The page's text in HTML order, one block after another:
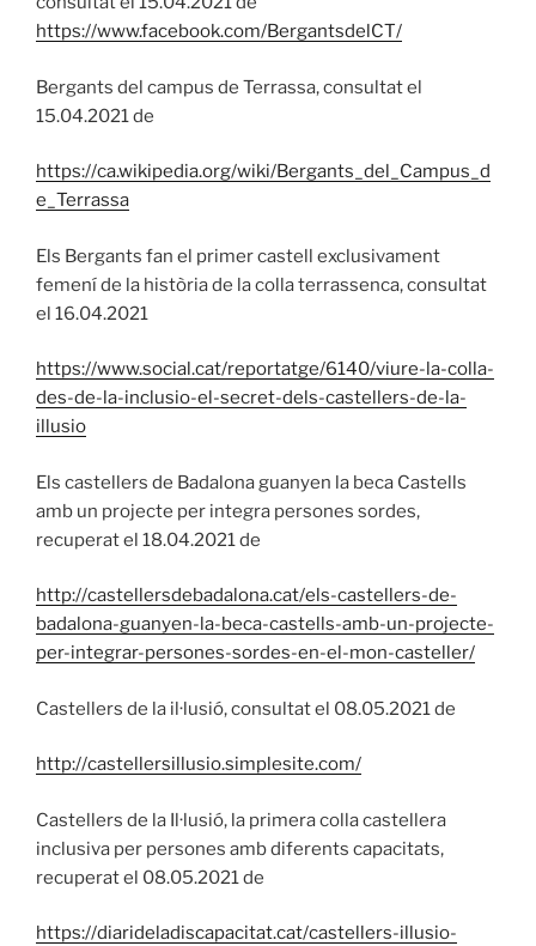
https://www.facebook.com/BergantsdelCT/
Bergants del campus de Terrassa, consultat el
15.04.2021 de
https://ca.wikipedia.org/wiki/Bergants_del_Campus_d
e_Terrassa
Els Bergants fan el primer castell exclusivament
femení de la història de la colla terrassenca, consultat
el 16.04.2021
https://www.social.cat/reportatge/6140/viure-la-colla-
des-de-la-inclusio-el-secret-dels-castellers-de-la-
illusio
Els castellers de Badalona guanyen la beca Castells
amb un projecte per integra persones sordes,
recuperat el 18.04.2021 de
http://castellersdebadalona.cat/els-castellers-de-
badalona-guanyen-la-beca-castells-amb-un-projecte-
per-integrar-persones-sordes-en-el-mon-casteller/
Castellers de la il·lusió, consultat el 08.05.2021 de
http://castellersillusio.simplesite.com/
Castellers de la Il·lusió, la primera colla castellera
inclusiva per persones amb diferents capacitats,
recuperat el 08.05.2021 de
https://diarideladiscapacitat.cat/castellers-illusio-